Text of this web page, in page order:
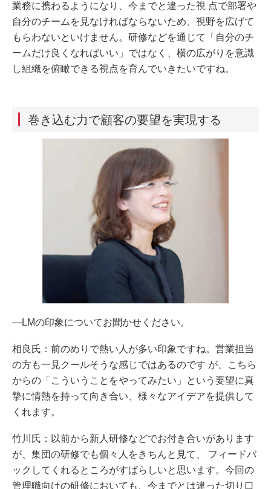
業務に携わるようになり、今までと違った視 点で部署や
自分のチームを見なければならないため、視野を広げて
もらわないといけません。研修などを通じて「自分のチ
ームだけ良くなればいい」ではなく、横の広がりを意識
し組織を俯瞰できる視点を育んでいきたいですね。
巻き込む力で顧客の要望を実現する
―LMの印象についてお聞かせください。
相良氏：前のめりで熱い人が多い印象ですね。営業担当
の方も一見クールそうな感じではあるのです が、こちら
からの「こういうことをやってみたい」という要望に真
摯に情熱を持って向き合い、様々なアイデアを提供して
くれます。
竹川氏：以前から新人研修などでお付き合いがあります
が、集団の研修でも個々人をきちんと見て、 フィードバ
ックしてくれるところがすばらしいと思います。今回の
管理職向けの研修においても、今までとは違った切り口